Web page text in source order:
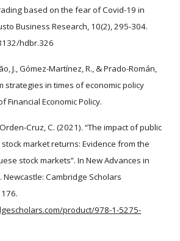
based on the fear of Covid-19 in
Business Research, 10(2), 295-304.
hdbr.326
J., Gómez-Martínez, R., & Prado-Román,
strategies in times of economic policy
Financial Economic Policy.
Cruz, C. (2021). “The impact of public
market returns: Evidence from the
stock markets”. In New Advances in
Newcastle: Cambridge Scholars
product/978-1-5275-